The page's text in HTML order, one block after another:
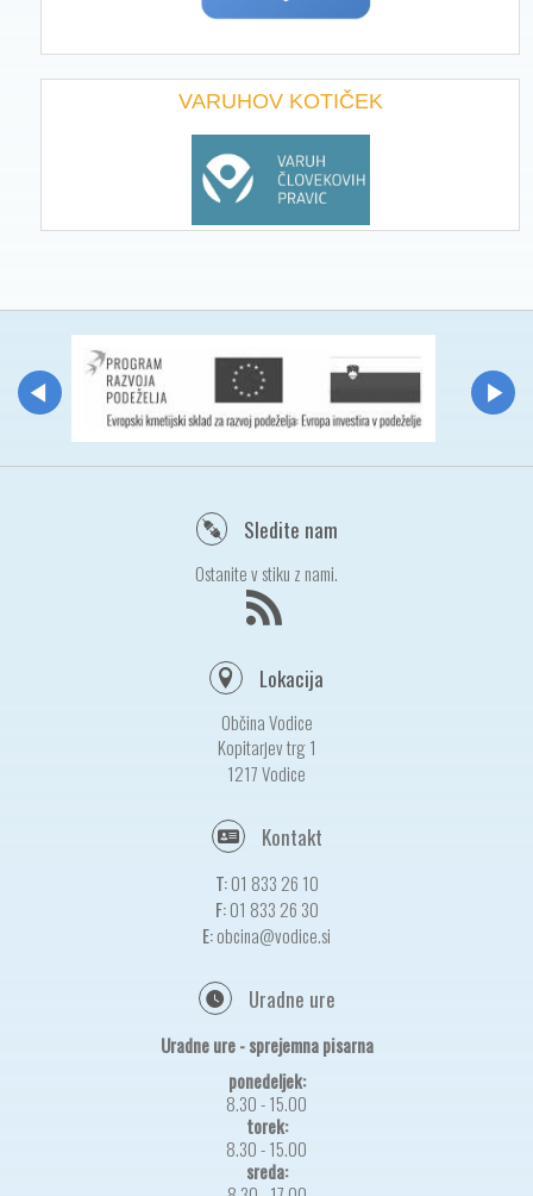
VARUHOV KOTIČEK
Sledite nam
Ostanite v stiku z nami.
Lokacija
Občina Vodice
Kopitarjev trg 1
1217 Vodice
Kontakt
T: 01 833 26 10
F: 01 833 26 30
E:obcina@vodice.si
Uradne ure
Uradne ure - sprejemna pisarna
ponedeljek:
8.30 - 15.00
torek:
8.30 - 15.00
sreda: